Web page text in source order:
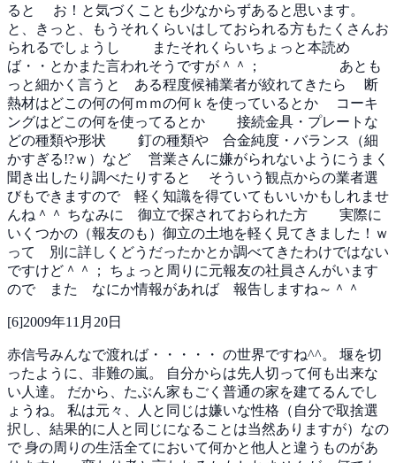
ると
お！と気づくことも少なからずあると思います。
と、きっと、もうそれくらいはしておられる方もたくさんお
られるでしょうし
またそれくらいちょっと本読め
ば・・とかまた言われそうですが＾＾；
あとも
っと細かく言うと ある程度候補業者が絞れてきたら
断
熱材はどこの何の何ｍｍの何ｋを使っているとか
コーキ
ングはどこの何を使ってるとか
接続金具・プレートな
どの種類や形状
釘の種類や 合金純度・バランス（細
かすぎる!?ｗ）など
営業さんに嫌がられないようにうまく
聞き出したり調べたりすると
そういう観点からの業者選
びもできますので 軽く知識を得ていてもいいかもしれませ
んね＾＾ ちなみに 御立で探されておられた方
実際に
いくつかの（報友のも）御立の土地を軽く見てきました！ｗ
って 別に詳しくどうだったかとか調べてきたわけではない
ですけど＾＾； ちょっと周りに元報友の社員さんがいます
ので また なにか情報があれば 報告しますね～＾＾
[6]2009年11月20日
赤信号みんなで渡れば・・・・・ の世界ですね^^。 堰を切
ったように、非難の嵐。
自分からは先人切って何も出来な
い人達。 だから、たぶん家もごく普通の家を建てるんでし
ょうね。 私は元々、人と同じは嫌いな性格（自分で取捨選
択し、結果的に人と同じになることは当然ありますが）なの
で身の周りの生活全てにおいて何かと他人と違うものがあ